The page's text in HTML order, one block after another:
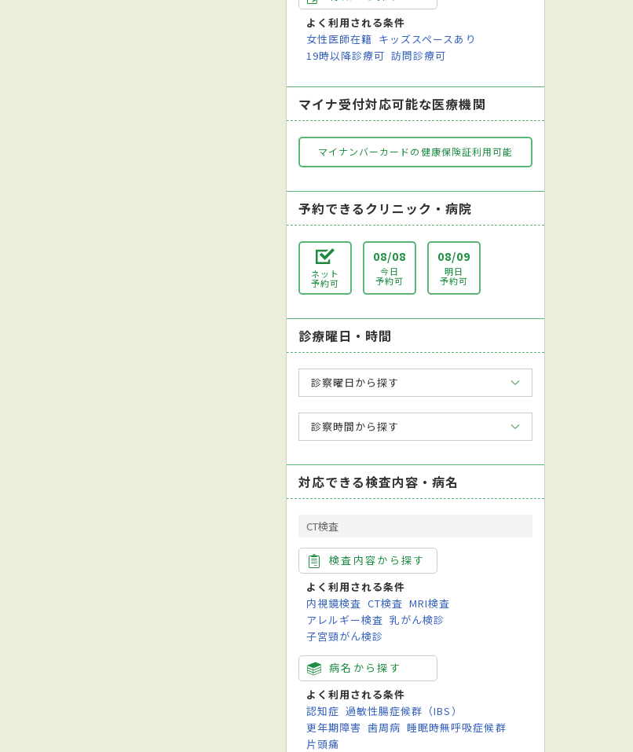
よく利用される条件
女性医師在籍 キッズスペースあり
19時以降診療可 訪問診療可
マイナ受付対応可能な医療機関
マイナンバーカードの健康保険証利用可能
予約できるクリニック・病院
ネット
予約可
08/08
今日
予約可
08/09
明日
予約可
診療曜日・時間
診察曜日から探す
診察時間から探す
対応できる検査内容・病名
CT検査
検査内容から探す
よく利用される条件
内視鏡検査 CT検査 MRI検査
アレルギー検査 乳がん検診
子宮頸がん検診
病名から探す
よく利用される条件
認知症 過敏性腸症候群（IBS）
更年期障害 歯周病 睡眠時無呼吸症候群
片頭痛